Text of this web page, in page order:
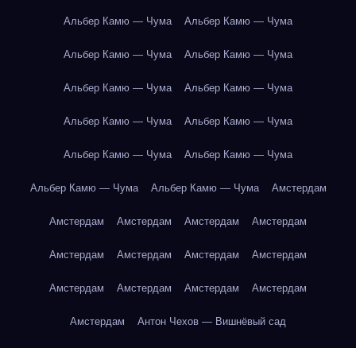
Альбер Камю — Чума Альбер Камю — Чума
Альбер Камю — Чума Альбер Камю — Чума
Альбер Камю — Чума Альбер Камю — Чума
Альбер Камю — Чума Альбер Камю — Чума
Альбер Камю — Чума Альбер Камю — Чума
Альбер Камю — Чума Альбер Камю — Чума Амстердам
Амстердам Амстердам Амстердам Амстердам
Амстердам Амстердам Амстердам Амстердам
Амстердам Амстердам Амстердам Амстердам
Амстердам Антон Чехов — Вишнёвый сад